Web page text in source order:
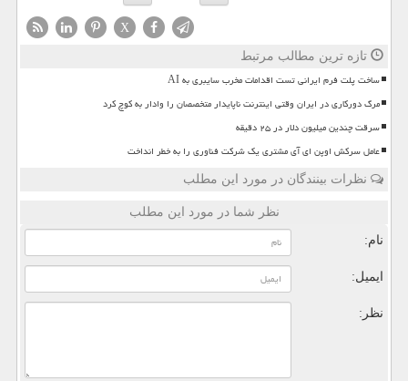
X
تازه ترین مطالب مرتبط
ساخت پلت فرم ایرانی تست اقدامات مخرب سایبری به AI
مرگ دورکاری در ایران وقتی اینترنت ناپایدار متخصصان را وادار به کوچ کرد
سرقت چندین میلیون دلار در ۲۵ دقیقه
عامل سرکش اوپن ای آی مشتری یک شرکت فناوری را به خطر انداخت
نظرات بینندگان در مورد این مطلب
نظر شما در مورد این مطلب
نام:
ایمیل:
نظر: